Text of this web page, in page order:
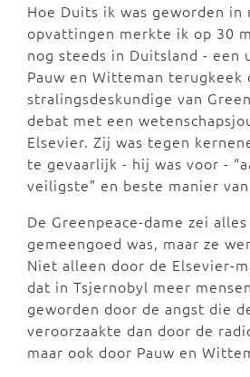
Hoe Duits ik was geworden in
opvattingen merkte ik op 30
nog steeds in Duitsland - een
Pauw en Witteman terugkeek
stralingsdeskundige van
debat met een
Elsevier. Zij was tegen
te gevaarlijk - hij was voor -
veiligste” en beste manier
De Greenpeace-dame zei
gemeengoed was, maar ze
Niet alleen door de Elsevier-
dat in Tsjernobyl meer
geworden door de angst die
veroorzaakte dan door de
maar ook door Pauw en